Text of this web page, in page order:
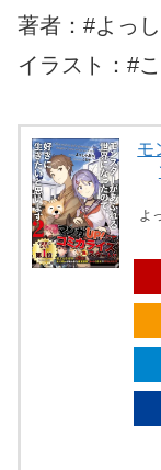
著者：#よっ
イラスト：#
モ
よ